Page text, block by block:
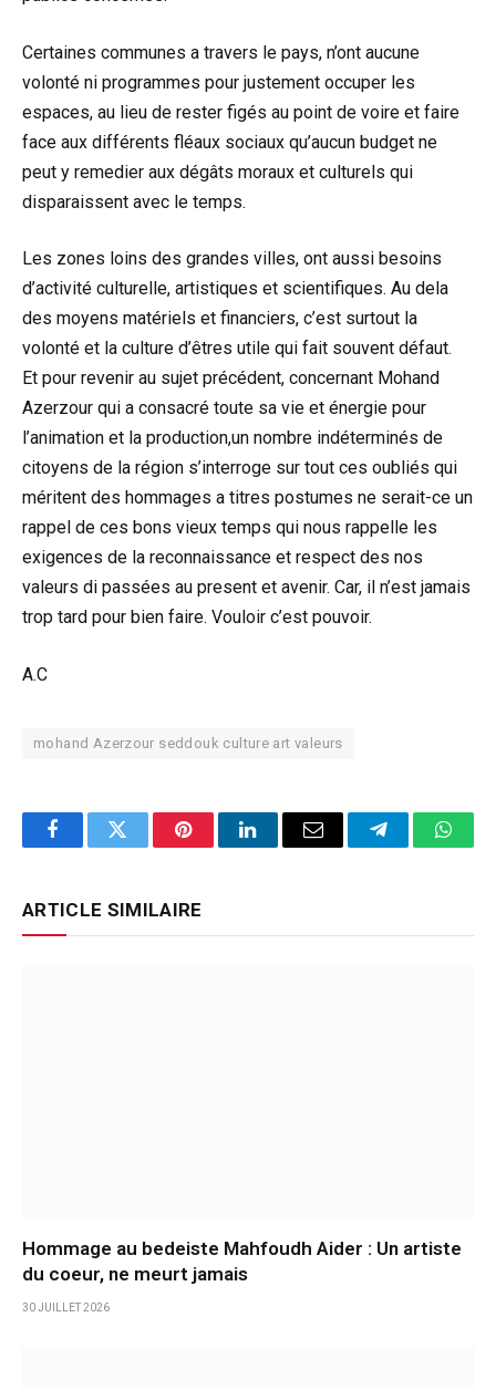
Certaines communes a travers le pays, n’ont aucune
volonté ni programmes pour justement occuper les
espaces, au lieu de rester figés au point de voire et faire
face aux différents fléaux sociaux qu’aucun budget ne
peut y remedier aux dégâts moraux et culturels qui
disparaissent avec le temps.
Les zones loins des grandes villes, ont aussi besoins
d’activité culturelle, artistiques et scientifiques. Au dela
des moyens matériels et financiers, c’est surtout la
volonté et la culture d’êtres utile qui fait souvent défaut.
Et pour revenir au sujet précédent, concernant Mohand
Azerzour qui a consacré toute sa vie et énergie pour
l’animation et la production,un nombre indéterminés de
citoyens de la région s’interroge sur tout ces oubliés qui
méritent des hommages a titres postumes ne serait-ce un
rappel de ces bons vieux temps qui nous rappelle les
exigences de la reconnaissance et respect des nos
valeurs di passées au present et avenir. Car, il n’est jamais
trop tard pour bien faire. Vouloir c’est pouvoir.
A.C
mohand Azerzour seddouk culture art valeurs
FacebookTwitter PinterestLinkedInEmail Telegram
ARTICLE SIMILAIRE
Hommage au bedeiste Mahfoudh Aider : Un artiste
du coeur, ne meurt jamais
30 JUILLET 2026